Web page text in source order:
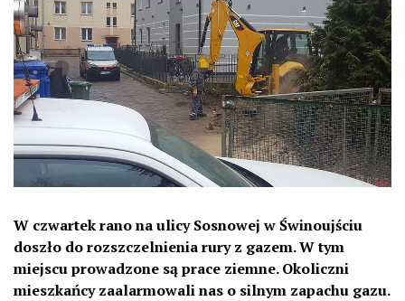
W czwartek rano na ulicy Sosnowej w Świnoujściu
doszło do rozszczelnienia rury z gazem. W tym
miejscu prowadzone są prace ziemne. Okoliczni
mieszkańcy zaalarmowali nas o silnym zapachu gazu.